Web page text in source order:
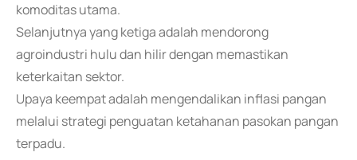
komoditas utama.
Selanjutnya yang ketiga adalah mendorong
agroindustri hulu dan hilir dengan memastikan
keterkaitan sektor.
Upaya keempat adalah mengendalikan inflasi pangan
melalui strategi penguatan ketahanan pasokan pangan
terpadu.